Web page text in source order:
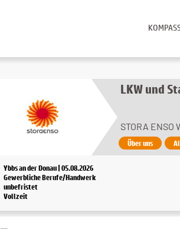
LKW und
STORA
Über uns
Ybbs an der Donau | 05.08.2026
Gewerbliche Berufe/Handwerk
unbefristet
Vollzeit